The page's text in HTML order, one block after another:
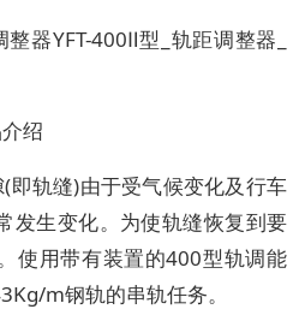
器YFT-400Ⅱ型_轨距调整器_
绍
即轨缝)由于受气候变化及行车
发生变化。为使轨缝恢复到要
使用带有装置的400型轨调能
m钢轨的串轨任务。